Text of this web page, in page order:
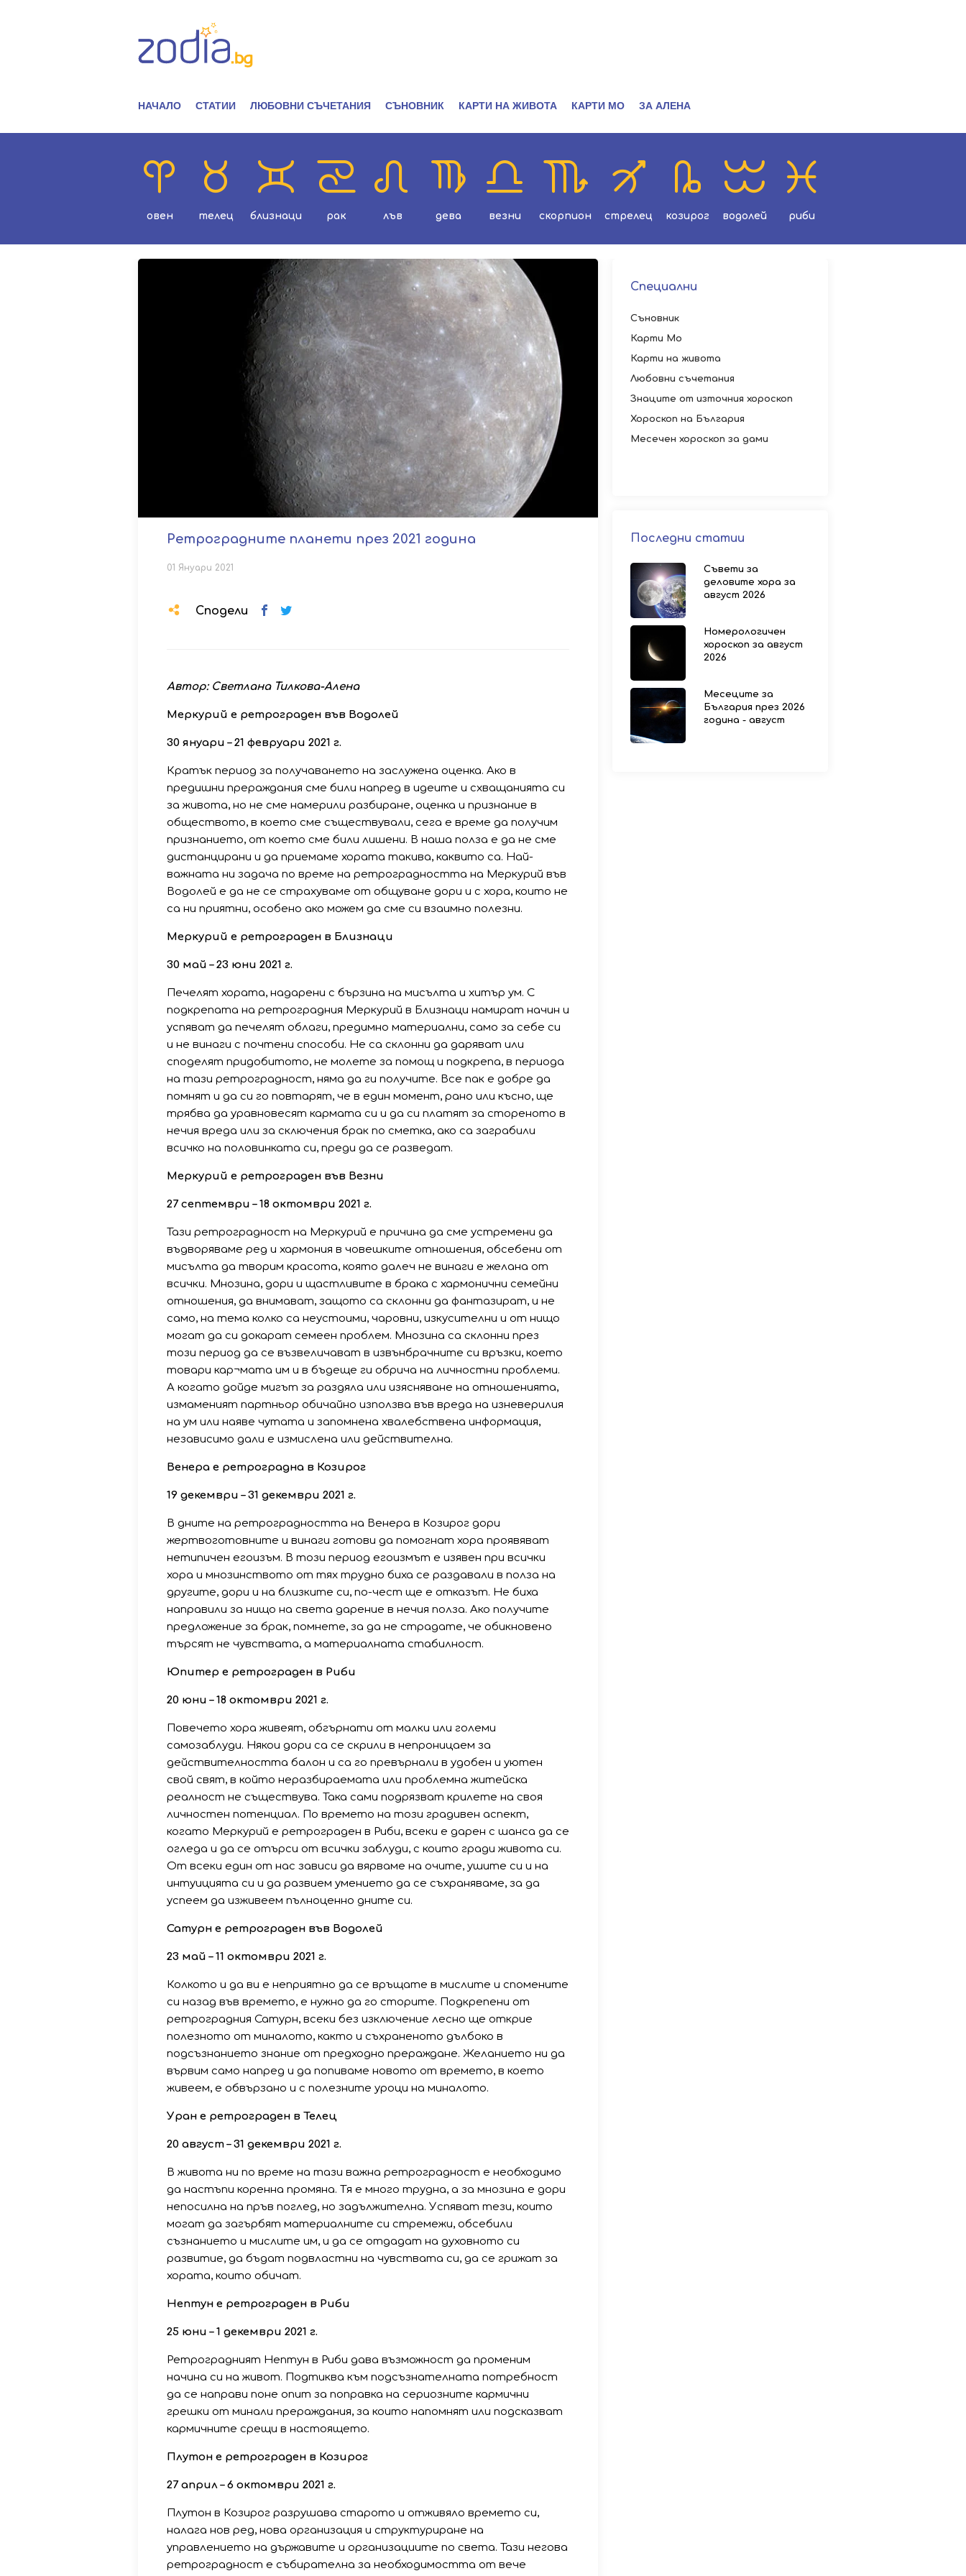
НАЧАЛО СТАТИИ ЛЮБОВНИ СЪЧЕТАНИЯ СЪНОВНИК КАРТИ НА ЖИВОТА КАРТИ МО ЗА АЛЕНА
овен телец близнаци рак лъв дева везни скорпион стрелец козирог водолей риби
Ретроградните планети през 2021 година
01 Януари 2021
Сподели
Автор: Светлана Тилкова-Алена
Меркурий е ретрограден във Водолей
30 януари – 21 февруари 2021 г.
Кратък период за получаването на заслужена оценка. Ако в
предишни прераждания сме били напред в идеите и схващанията си
за живота, но не сме намерили разбиране, оценка и признание в
обществото, в което сме съществували, сега е време да получим
признанието, от което сме били лишени. В наша полза е да не сме
дистанцирани и да приемаме хората такива, каквито са. Най-
важната ни задача по време на ретроградността на Меркурий във
Водолей е да не се страхуваме от общуване дори и с хора, които не
са ни приятни, особено ако можем да сме си взаимно полезни.
Меркурий е ретрограден в Близнаци
30 май – 23 юни 2021 г.
Печелят хората, надарени с бързина на мисълта и хитър ум. С
подкрепата на ретроградния Меркурий в Близнаци намират начин и
успяват да печелят облаги, предимно материални, само за себе си
и не винаги с почтени способи. Не са склонни да даряват или
споделят придобитото, не молете за помощ и подкрепа, в периода
на тази ретроградност, няма да ги получите. Все пак е добре да
помнят и да си го повтарят, че в един момент, рано или късно, ще
трябва да уравновесят кармата си и да си платят за стореното в
нечия вреда или за сключения брак по сметка, ако са заграбили
всичко на половинката си, преди да се разведат.
Меркурий е ретрограден във Везни
27 септември – 18 октомври 2021 г.
Тази ретроградност на Меркурий е причина да сме устремени да
въдворяваме ред и хармония в човешките отношения, обсебени от
мисълта да творим красота, която далеч не винаги е желана от
всички. Мнозина, дори и щастливите в брака с хармонични семейни
отношения, да внимават, защото са склонни да фантазират, и не
само, на тема колко са неустоими, чаровни, изкусителни и от нищо
могат да си докарат семеен проблем. Мнозина са склонни през
този период да се възвеличават в извънбрачните си връзки, което
товари кар¬мата им и в бъдеще ги обрича на личностни проблеми.
А когато дойде мигът за раздяла или изясняване на отношенията,
измаменият партньор обичайно използва във вреда на изневерилия
на ум или наяве чутата и запомнена хвалебствена информация,
независимо дали е измислена или действителна.
Венера е ретроградна в Козирог
19 декември – 31 декември 2021 г.
В дните на ретроградността на Венера в Козирог дори
жертвоготовните и винаги готови да помогнат хора проявяват
нетипичен егоизъм. В този период егоизмът е изявен при всички
хора и мнозинството от тях трудно биха се раздавали в полза на
другите, дори и на близките си, по-чест ще е отказът. Не биха
направили за нищо на света дарение в нечия полза. Ако получите
предложение за брак, помнете, за да не страдате, че обикновено
търсят не чувствата, а материалната стабилност.
Юпитер е ретрограден в Риби
20 юни – 18 октомври 2021 г.
Повечето хора живеят, обгърнати от малки или големи
самозаблуди. Някои дори са се скрили в непроницаем за
действителността балон и са го превърнали в удобен и уютен
свой свят, в който неразбираемата или проблемна житейска
реалност не съществува. Така сами подрязват крилете на своя
личностен потенциал. По времето на този градивен аспект,
когато Меркурий е ретрограден в Риби, всеки е дарен с шанса да се
огледа и да се отърси от всички заблуди, с които гради живота си.
От всеки един от нас зависи да вярваме на очите, ушите си и на
интуицията си и да развием умението да се съхраняваме, за да
успеем да изживеем пълноценно дните си.
Сатурн е ретрограден във Водолей
23 май – 11 октомври 2021 г.
Колкото и да ви е неприятно да се връщате в мислите и спомените
си назад във времето, е нужно да го сторите. Подкрепени от
ретроградния Сатурн, всеки без изключение лесно ще открие
полезното от миналото, както и съхраненото дълбоко в
подсъзнанието знание от предходно прераждане. Желанието ни да
вървим само напред и да попиваме новото от времето, в което
живеем, е обвързано и с полезните уроци на миналото.
Уран е ретрограден в Телец
20 август – 31 декември 2021 г.
В живота ни по време на тази важна ретроградност е необходимо
да настъпи коренна промяна. Тя е много трудна, а за мнозина е дори
непосилна на пръв поглед, но задължителна. Успяват тези, които
могат да загърбят материалните си стремежи, обсебили
съзнанието и мислите им, и да се отдадат на духовното си
развитие, да бъдат подвластни на чувствата си, да се грижат за
хората, които обичат.
Нептун е ретрограден в Риби
25 юни – 1 декември 2021 г.
Ретроградният Нептун в Риби дава възможност да променим
начина си на живот. Подтиква към подсъзнателната потребност
да се направи поне опит за поправка на сериозните кармични
грешки от минали прераждания, за които напомнят или подсказват
кармичните срещи в настоящето.
Плутон е ретрограден в Козирог
27 април – 6 октомври 2021 г.
Плутон в Козирог разрушава старото и отживяло времето си,
налага нов ред, нова организация и структуриране на
управлението на държавите и организациите по света. Тази негова
ретроградност е събирателна за необходимостта от вече
Специални
Съновник
Карти Мо
Карти на живота
Любовни съчетания
Знаците от източния хороскоп
Хороскоп на България
Месечен хороскоп за дами
Последни статии
Съвети за
деловите хора за
август 2026
Номерологичен
хороскоп за август
2026
Месеците за
България през 2026
година - август